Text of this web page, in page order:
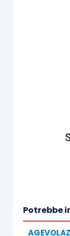
e
Potrebbe